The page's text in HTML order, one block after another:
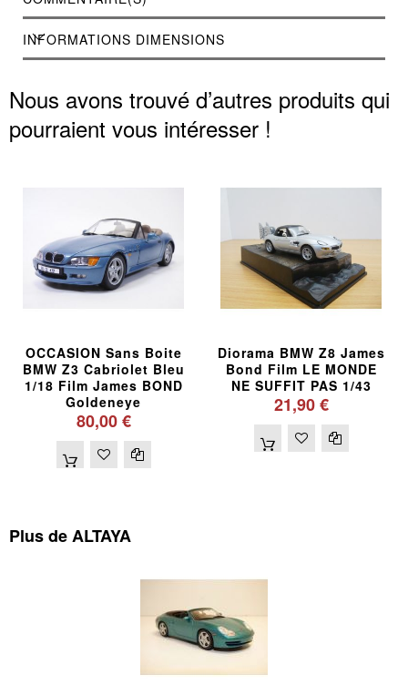
INFORMATIONS DIMENSIONS
Nous avons trouvé d’autres produits qui
pourraient vous intéresser !
OCCASION Sans Boite
BMW Z3 Cabriolet Bleu
1/18 Film James BOND
Goldeneye
80,00 €
Diorama BMW Z8 James
Bond Film LE MONDE
NE SUFFIT PAS 1/43
21,90 €
Plus de ALTAYA